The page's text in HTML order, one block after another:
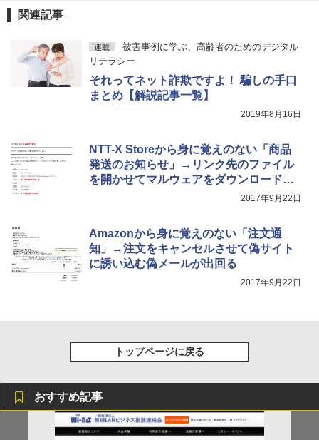
関連記事
連載
被害事例に学ぶ、高齢者のためのデジタル
リテラシー
それってネット詐欺ですよ！ 騙しの手口
まとめ【解説記事一覧】
2019年8月16日
NTT-X Storeから身に覚えのない「商品
発送のお知らせ」→リンク先のファイル
を開かせてマルウェアをダウンロードさ
2017年9月22日
Amazonから身に覚えのない「注文通
知」→注文をキャンセルさせて偽サイト
に誘い込む偽メールが出回る
2017年9月22日
トップページに戻る
おすすめ記事